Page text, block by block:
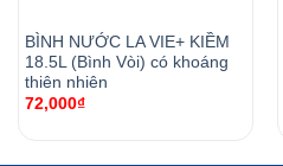
BÌNH NƯỚC LA VIE+ KIỀM
18.5L (Bình Vòi) có khoáng
thiên nhiên
72,000₫